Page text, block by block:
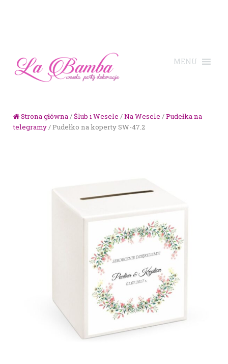
Strona główna/Ślub i Wesele /Na Wesele /Pudełka na
telegramy/ Pudełko na koperty SW-47.2